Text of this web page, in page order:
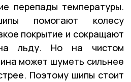
перепады температуры.
помогают колесу
покрытие и сокращают
льду. Но на чистом
может шуметь сильнее
Поэтому шипы стоит